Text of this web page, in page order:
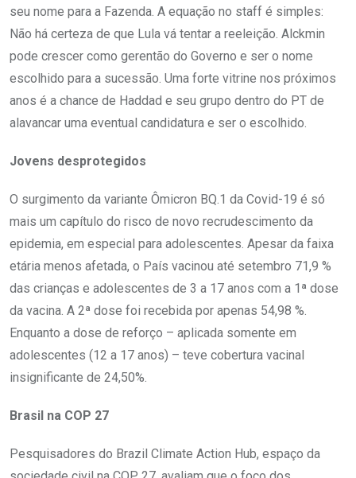
seu nome para a Fazenda. A equação no staff é simples:
Não há certeza de que Lula vá tentar a reeleição. Alckmin
pode crescer como gerentão do Governo e ser o nome
escolhido para a sucessão. Uma forte vitrine nos próximos
anos é a chance de Haddad e seu grupo dentro do PT de
alavancar uma eventual candidatura e ser o escolhido.
Jovens desprotegidos
O surgimento da variante Ômicron BQ.1 da Covid-19 é só
mais um capítulo do risco de novo recrudescimento da
epidemia, em especial para adolescentes. Apesar da faixa
etária menos afetada, o País vacinou até setembro 71,9 %
das crianças e adolescentes de 3 a 17 anos com a 1ª dose
da vacina. A 2ª dose foi recebida por apenas 54,98 %.
Enquanto a dose de reforço – aplicada somente em
adolescentes (12 a 17 anos) – teve cobertura vacinal
insignificante de 24,50%.
Brasil na COP 27
Pesquisadores do Brazil Climate Action Hub, espaço da